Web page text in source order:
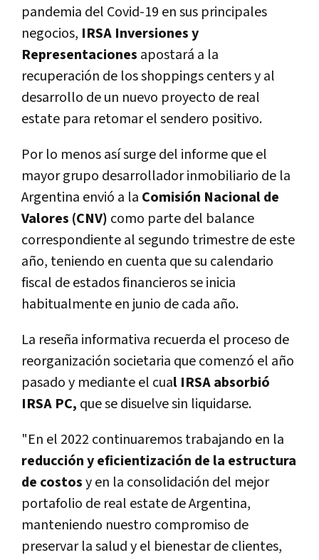
pandemia del Covid-19 en sus principales
negocios, IRSA Inversiones y
Representaciones apostará a la
recuperación de los shoppings centers y al
desarrollo de un nuevo proyecto de real
estate para retomar el sendero positivo.
Por lo menos así surge del informe que el
mayor grupo desarrollador inmobiliario de la
Argentina envió a la Comisión Nacional de
Valores (CNV) como parte del balance
correspondiente al segundo trimestre de este
año, teniendo en cuenta que su calendario
fiscal de estados financieros se inicia
habitualmente en junio de cada año.
La reseña informativa recuerda el proceso de
reorganización societaria que comenzó el año
pasado y mediante el cual IRSA absorbió
IRSA PC, que se disuelve sin liquidarse.
"En el 2022 continuaremos trabajando en la
reducción y eficientización de la estructura
de costosy en la consolidación del mejor
portafolio de real estate de Argentina,
manteniendo nuestro compromiso de
preservar la salud y el bienestar de clientes,